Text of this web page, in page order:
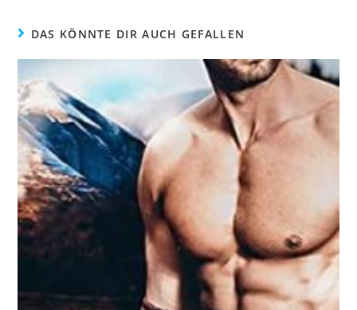
DAS KÖNNTE DIR AUCH GEFALLEN